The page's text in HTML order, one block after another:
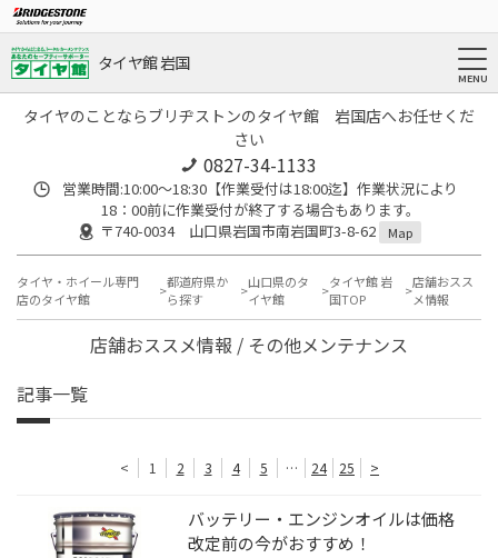
タイヤ館 岩国
タイヤのことならブリヂストンのタイヤ館 岩国店へお任せくだ
さい
0827-34-1133
営業時間:10:00〜18:30【作業受付は18:00迄】作業状況により
18：00前に作業受付が終了する場合もあります。
〒740-0034 山口県岩国市南岩国町3-8-62
Map
タイヤ・ホイール専門
店のタイヤ館
都道府県か
ら探す
山口県のタ
イヤ館
タイヤ館 岩
国TOP
店舗おスス
メ情報
店舗おススメ情報 / その他メンテナンス
記事一覧
< 1 2 3 4 5 … 24 25 >
バッテリー・エンジンオイルは価格
改定前の今がおすすめ！